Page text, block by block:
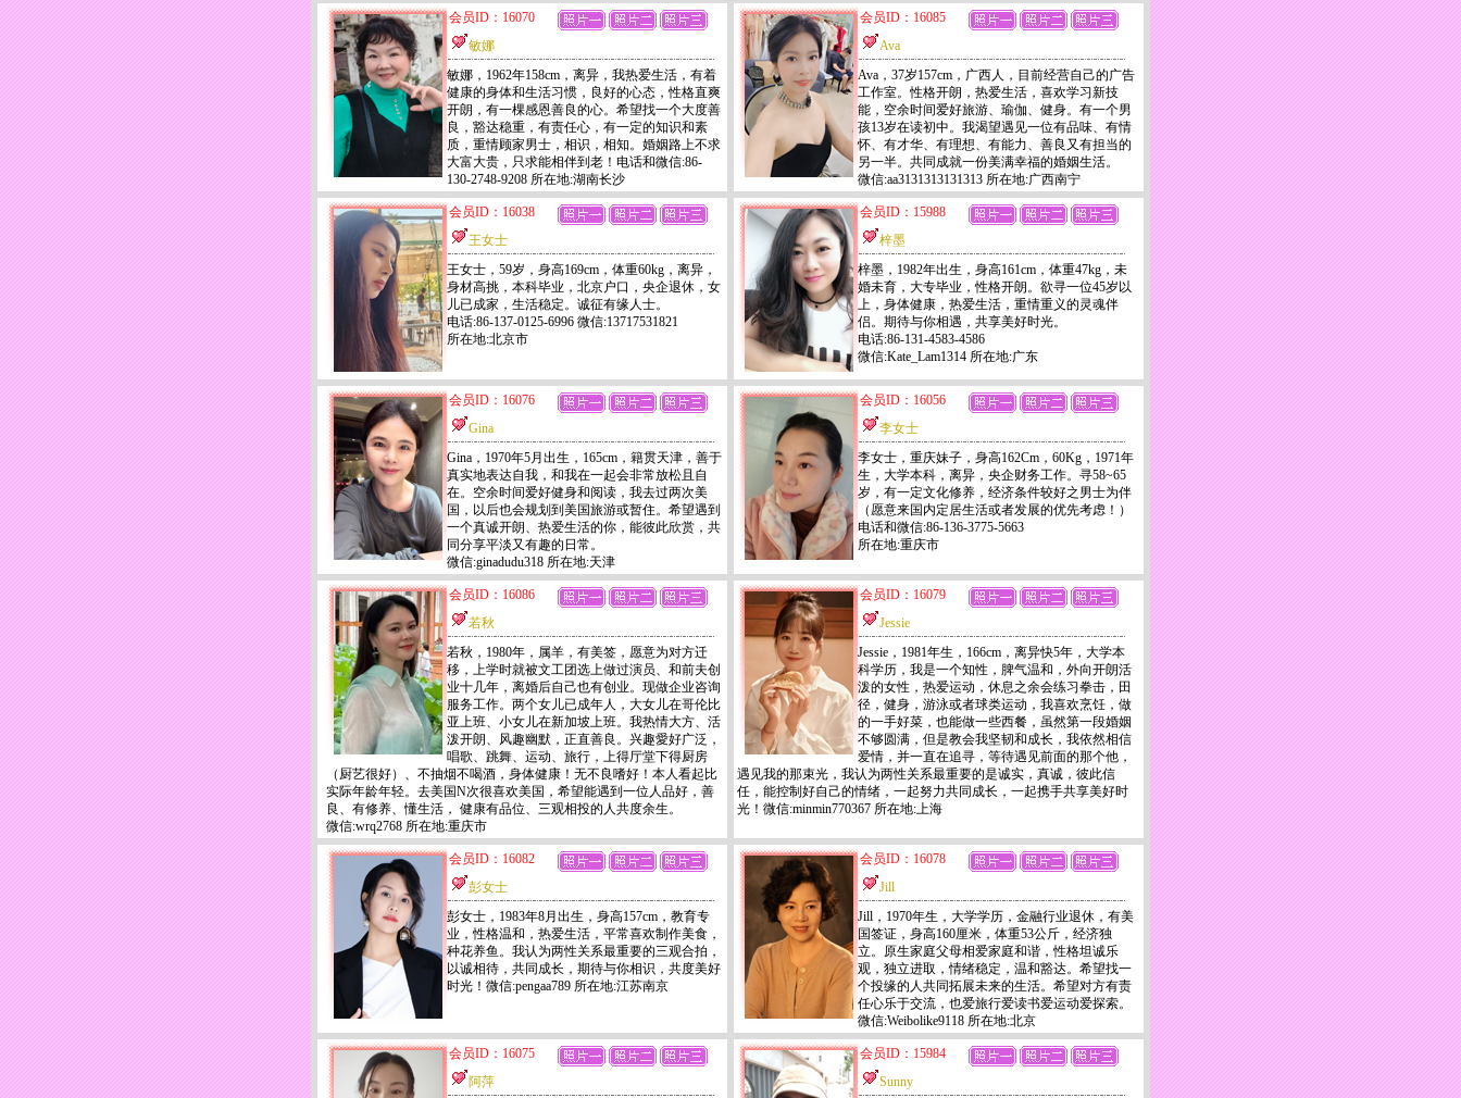
会员ID：16070
敏娜
敏娜，1962年158cm，离异，我热爱生活，有着
健康的身体和生活习惯，良好的心态，性格直爽
开朗，有一棵感恩善良的心。希望找一个大度善
良，豁达稳重，有责任心，有一定的知识和素
质，重情顾家男士，相识，相知。婚姻路上不求
大富大贵，只求能相伴到老！电话和微信:86-
130-2748-9208 所在地:湖南长沙
会员ID：16085
Ava
Ava，37岁157cm，广西人，目前经营自己的广告
工作室。性格开朗，热爱生活，喜欢学习新技
能，空余时间爱好旅游、瑜伽、健身。有一个男
孩13岁在读初中。我渴望遇见一位有品味、有情
怀、有才华、有理想、有能力、善良又有担当的
另一半。共同成就一份美满幸福的婚姻生活。
微信:aa3131313131313 所在地:广西南宁
会员ID：16038
王女士
王女士，59岁，身高169cm，体重60kg，离异，
身材高挑，本科毕业，北京户口，央企退休，女
儿已成家，生活稳定。诚征有缘人士。
电话:86-137-0125-6996 微信:13717531821
所在地:北京市
会员ID：15988
梓墨
梓墨，1982年出生，身高161cm，体重47kg，未
婚未育，大专毕业，性格开朗。欲寻一位45岁以
上，身体健康，热爱生活，重情重义的灵魂伴
侣。期待与你相遇，共享美好时光。
电话:86-131-4583-4586
微信:Kate_Lam1314 所在地:广东
会员ID：16076
Gina
Gina，1970年5月出生，165cm，籍贯天津，善于
真实地表达自我，和我在一起会非常放松且自
在。空余时间爱好健身和阅读，我去过两次美
国，以后也会规划到美国旅游或暂住。希望遇到
一个真诚开朗、热爱生活的你，能彼此欣赏，共
同分享平淡又有趣的日常。
微信:ginadudu318 所在地:天津
会员ID：16056
李女士
李女士，重庆妹子，身高162Cm，60Kg，1971年
生，大学本科，离异，央企财务工作。寻58~65
岁，有一定文化修养，经济条件较好之男士为伴
（愿意来国内定居生活或者发展的优先考虑！）
电话和微信:86-136-3775-5663
所在地:重庆市
会员ID：16086
若秋
若秋，1980年，属羊，有美签，愿意为对方迁
移，上学时就被文工团选上做过演员、和前夫创
业十几年，离婚后自己也有创业。现做企业咨询
服务工作。两个女儿已成年人，大女儿在哥伦比
亚上班、小女儿在新加坡上班。我热情大方、活
泼开朗、风趣幽默，正直善良。兴趣愛好广泛，
唱歌、跳舞、运动、旅行，上得厅堂下得厨房
（厨艺很好）、不抽烟不喝酒，身体健康！无不良嗜好！本人看起比
实际年龄年轻。去美国N次很喜欢美国，希望能遇到一位人品好，善
良、有修养、懂生活， 健康有品位、三观相投的人共度余生。
微信:wrq2768 所在地:重庆市
会员ID：16079
Jessie
Jessie，1981年生，166cm，离异快5年，大学本
科学历，我是一个知性，脾气温和，外向开朗活
泼的女性，热爱运动，休息之余会练习拳击，田
径，健身，游泳或者球类运动，我喜欢烹饪，做
的一手好菜，也能做一些西餐，虽然第一段婚姻
不够圆满，但是教会我坚韧和成长，我依然相信
爱情，并一直在追寻，等待遇见前面的那个他，
遇见我的那束光，我认为两性关系最重要的是诚实，真诚，彼此信
任，能控制好自己的情绪，一起努力共同成长，一起携手共享美好时
光！微信:minmin770367 所在地:上海
会员ID：16082
彭女士
彭女士，1983年8月出生，身高157cm，教育专
业，性格温和，热爱生活，平常喜欢制作美食，
种花养鱼。我认为两性关系最重要的三观合拍，
以诚相待，共同成长，期待与你相识，共度美好
时光！微信:pengaa789 所在地:江苏南京
会员ID：16078
Jill
Jill，1970年生，大学学历，金融行业退休，有美
国签证，身高160厘米，体重53公斤，经济独
立。原生家庭父母相爱家庭和谐，性格坦诚乐
观，独立进取，情绪稳定，温和豁达。希望找一
个投缘的人共同拓展未来的生活。希望对方有责
任心乐于交流，也爱旅行爱读书爱运动爱探索。
微信:Weibolike9118 所在地:北京
会员ID：16075
阿萍
会员ID：15984
Sunny